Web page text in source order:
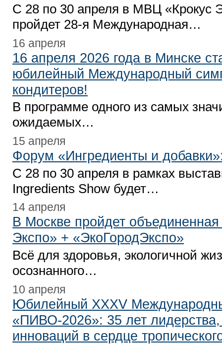
С 28 по 30 апреля в МВЦ «Крокус
пройдет 28-я Международная…
16 апреля
16 апреля 2026 года в Минске
юбилейный Международный
кондитеров!
В программе одного из самых
ожидаемых…
15 апреля
Форум «Ингредиенты и
С 28 по 30 апреля в рамках
Ingredients Show будет…
14 апреля
В Москве пройдет
Экспо» + «ЭкоГородЭкспо»
Всё для здоровья, экологичной
осознанного…
10 апреля
Юбилейный XXXV
«ПИВО-2026»: 35 лет
инноваций в сердце